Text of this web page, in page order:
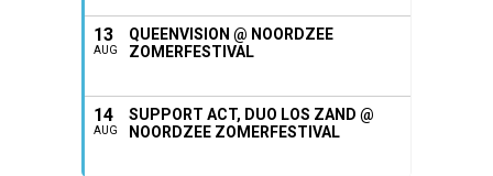
13
AUG
QUEENVISION @ NOORDZEE
ZOMERFESTIVAL
14
AUG
SUPPORT ACT, DUO LOS ZAND @
NOORDZEE ZOMERFESTIVAL